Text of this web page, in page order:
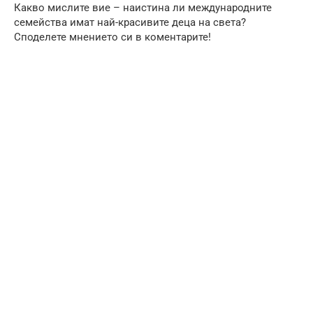
Какво мислите вие – наистина ли международните
семейства имат най-красивите деца на света?
Споделете мнението си в коментарите!